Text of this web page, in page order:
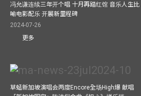
冯允谦连续三年开个唱 十月再踏红馆 音乐人生比
喻电影配乐 开展新里程碑
2024-07-26
更多
草蜢新加坡演唱会两度Encore全场High爆 献唱